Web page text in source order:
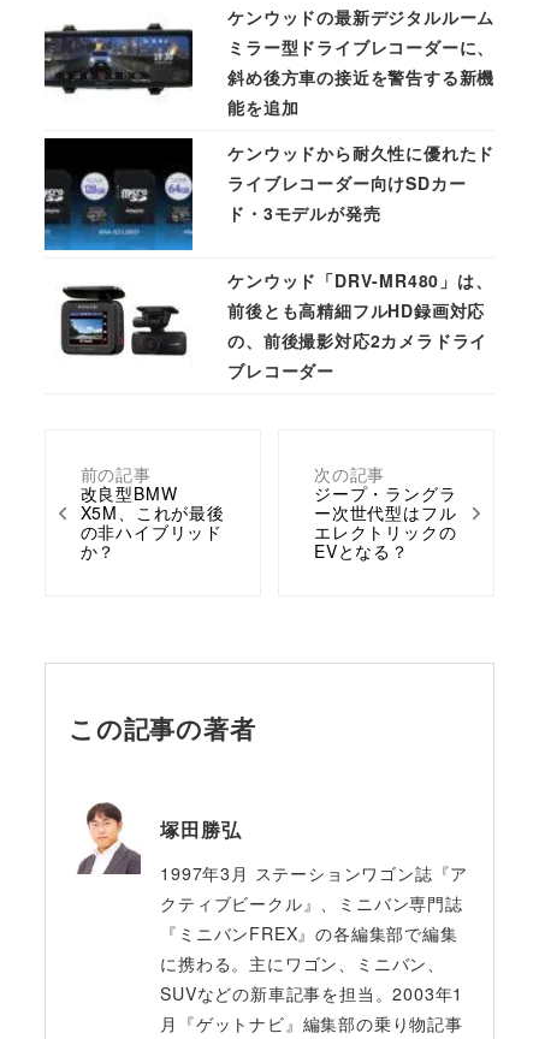
前の記事
改良型BMW
X5M、これが最後
の非ハイブリッド
か？
次の記事
ジープ・ラングラ
ー次世代型はフル
エレクトリックの
EVとなる？
ケンウッドの最新デジタルルーム
ミラー型ドライブレコーダーに、
斜め後方車の接近を警告する新機
能を追加
ケンウッドから耐久性に優れたド
ライブレコーダー向けSDカー
ド・3モデルが発売
ケンウッド「DRV-MR480」は、
前後とも高精細フルHD録画対応
の、前後撮影対応2カメラドライ
ブレコーダー
この記事の著者
塚田勝弘
1997年3月 ステーションワゴン誌『ア
クティブビークル』、ミニバン専門誌
『ミニバンFREX』の各編集部で編集
に携わる。主にワゴン、ミニバン、
SUVなどの新車記事を担当。2003年1
月『ゲットナビ』編集部の乗り物記事